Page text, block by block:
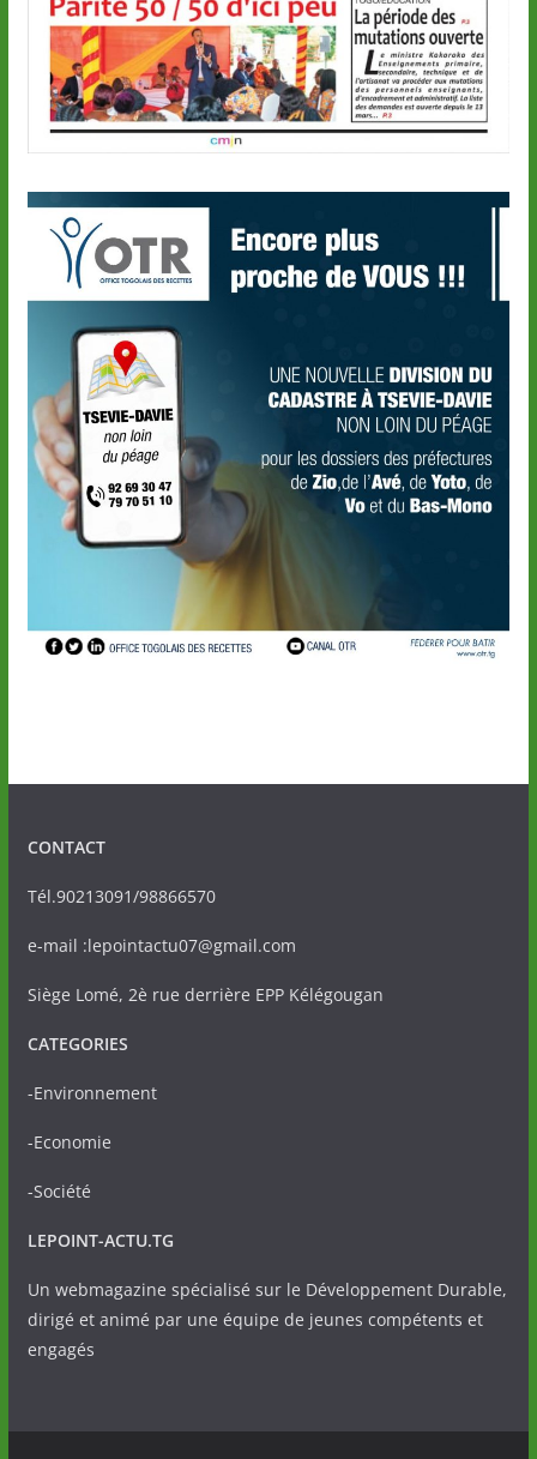
CONTACT
Tél.90213091/98866570
e-mail :lepointactu07@gmail.com
Siège Lomé, 2è rue derrière EPP Kélégougan
CATEGORIES
-Environnement
-Economie
-Société
LEPOINT-ACTU.TG
Un webmagazine spécialisé sur le Développement Durable,
dirigé et animé par une équipe de jeunes compétents et
engagés